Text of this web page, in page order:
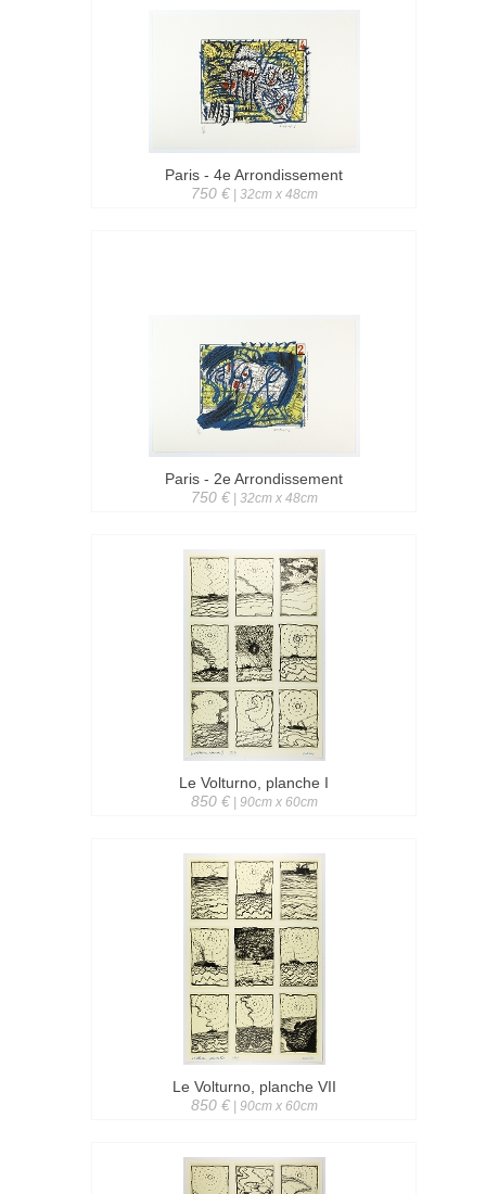
Paris - 4e Arrondissement
750 €| 32cm x 48cm
Paris - 2e Arrondissement
750 €| 32cm x 48cm
Le Volturno, planche I
850 €| 90cm x 60cm
Le Volturno, planche VII
850 €| 90cm x 60cm